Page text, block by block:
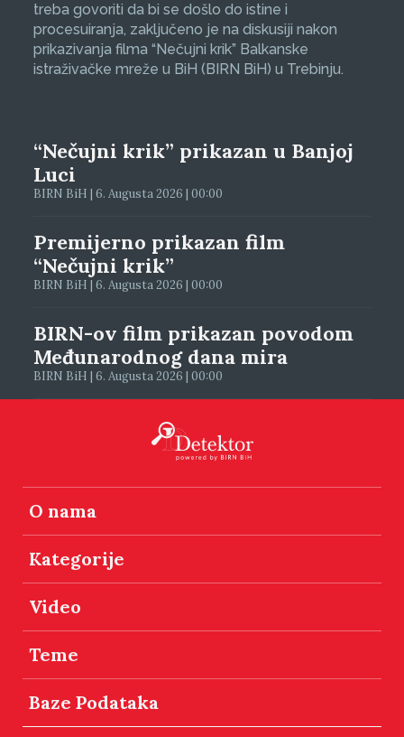
treba govoriti da bi se došlo do istine i
procesuiranja, zaključeno je na diskusiji nakon
prikazivanja filma “Nečujni krik” Balkanske
istraživačke mreže u BiH (BIRN BiH) u Trebinju.
“Nečujni krik” prikazan u Banjoj
Luci
BIRN BiH | 6. Augusta 2026 | 00:00
Premijerno prikazan film
“Nečujni krik”
BIRN BiH | 6. Augusta 2026 | 00:00
BIRN-ov film prikazan povodom
Međunarodnog dana mira
BIRN BiH | 6. Augusta 2026 | 00:00
O nama
Kategorije
Video
Teme
Baze Podataka